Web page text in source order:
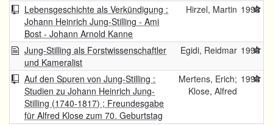
Lebensgeschichte als Verkündigung :
Johann Heinrich Jung-Stilling - Ami
Bost - Johann Arnold Kanne
Hirzel, Martin 1998
Jung-Stilling als Forstwissenschaftler
und Kameralist
Egidi, Reidmar 1998
Auf den Spuren von Jung-Stilling :
Studien zu Johann Heinrich Jung-
Stilling (1740-1817) ; Freundesgabe
für Alfred Klose zum 70. Geburtstag
Mertens, Erich;
Klose, Alfred
1998